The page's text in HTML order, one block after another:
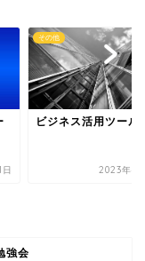
その他
ビジネス活用ツール
2023年4
強会